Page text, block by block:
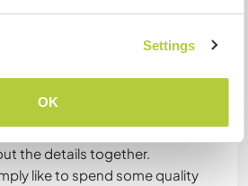
Settings
OK
housekeeping, and helping
their homework or activities.
the details together.
like to spend some quality